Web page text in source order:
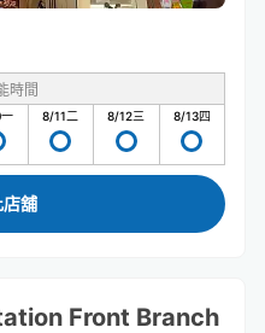
時間
一 8/11二 8/12三 8/13四
舖
Front Branch